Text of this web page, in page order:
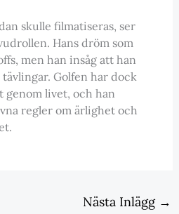
skulle filmatiseras, ser
Hans dröm som
men han insåg att han
Golfen har dock
genom livet, och han
regler om ärlighet och
Nästa Inlägg →